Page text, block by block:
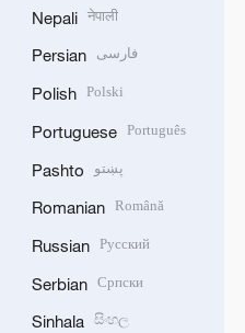
Nepali नेपाली
Persian فارسی
Polish Polski
Portuguese Português
Pashto پښتو
Romanian Română
Russian Русский
Serbian Српски
Sinhala සිංහල